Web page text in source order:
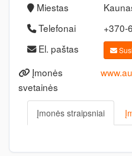
Miestas
Telefonai
+370-
El. paštas
Įmonės
svetainės
Įmonės straipsniai